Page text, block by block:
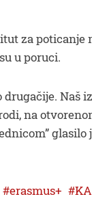
za poticanje
u poruci.
Naš
na
glasilo
erasmus+